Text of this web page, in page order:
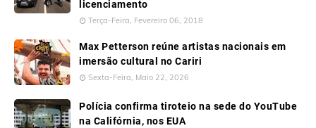
licenciamento
Terça-Feira, Fevereiro 06, 2018
Max Petterson reúne artistas nacionais em
imersão cultural no Cariri
Sexta-Feira, Maio 22, 2026
Polícia confirma tiroteio na sede do YouTube
na Califórnia, nos EUA